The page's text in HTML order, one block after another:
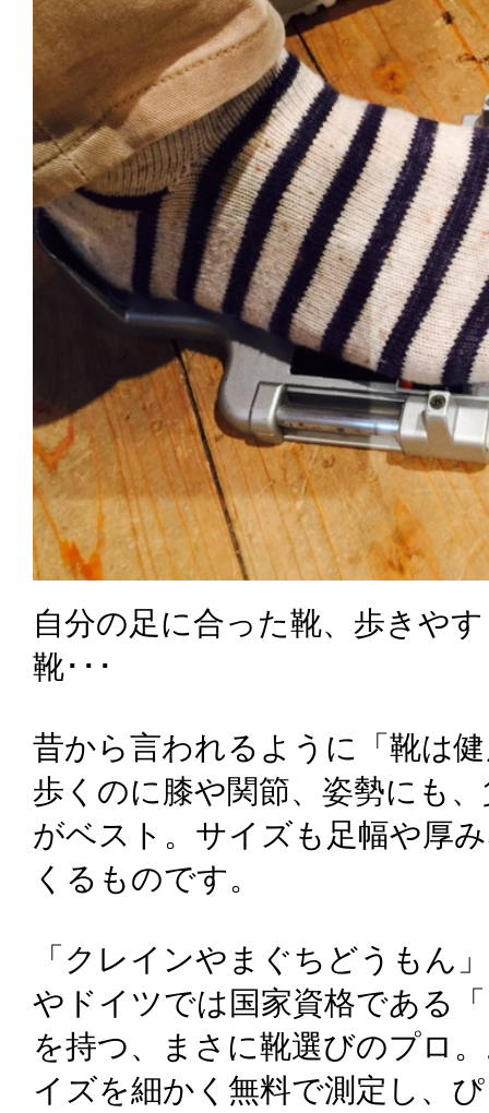
自分の足に合った靴、歩きや
靴･･･
昔から言われるように「靴は
歩くのに膝や関節、姿勢にも
がベスト。サイズも足幅や厚
くるものです。
「クレインやまぐちどうもん
やドイツでは国家資格である
を持つ、まさに靴選びのプロ
イズを細かく無料で測定し、